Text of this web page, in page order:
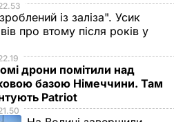
із заліза". Усик
про втому після років у
дрони помітили над
базою Німеччини. Там
Patriot